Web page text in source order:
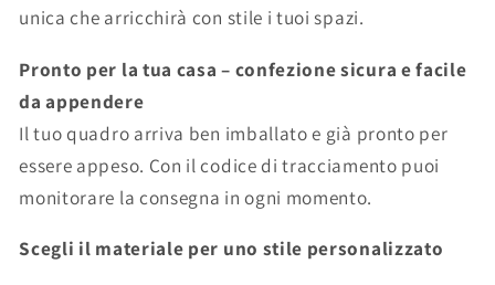
unica che arricchirà con stile i tuoi spazi.
Pronto per la tua casa – confezione sicura e facile
da appendere
Il tuo quadro arriva ben imballato e già pronto per
essere appeso. Con il codice di tracciamento puoi
monitorare la consegna in ogni momento.
Scegli il materiale per uno stile personalizzato